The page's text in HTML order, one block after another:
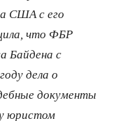
США с его
что ФБР
Байдена с
дела о
документы
юристом